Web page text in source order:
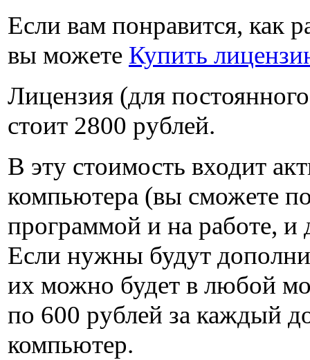
Если вам понравится, как
вы можете Купить
Лицензия (для
стоит 2800 рублей.
В эту стоимость входит
компьютера (вы сможете
программой и на работе, и
Если нужны будут
их можно будет в любой
по 600 рублей за каждый
компьютер.